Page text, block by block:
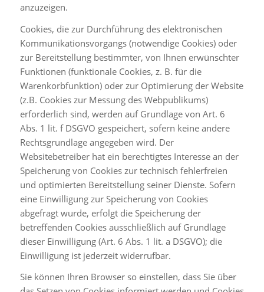
anzuzeigen.
Cookies, die zur Durchführung des elektronischen
Kommunikationsvorgangs (notwendige Cookies) oder
zur Bereitstellung bestimmter, von Ihnen erwünschter
Funktionen (funktionale Cookies, z. B. für die
Warenkorbfunktion) oder zur Optimierung der Website
(z.B. Cookies zur Messung des Webpublikums)
erforderlich sind, werden auf Grundlage von Art. 6
Abs. 1 lit. f DSGVO gespeichert, sofern keine andere
Rechtsgrundlage angegeben wird. Der
Websitebetreiber hat ein berechtigtes Interesse an der
Speicherung von Cookies zur technisch fehlerfreien
und optimierten Bereitstellung seiner Dienste. Sofern
eine Einwilligung zur Speicherung von Cookies
abgefragt wurde, erfolgt die Speicherung der
betreffenden Cookies ausschließlich auf Grundlage
dieser Einwilligung (Art. 6 Abs. 1 lit. a DSGVO); die
Einwilligung ist jederzeit widerrufbar.
Sie können Ihren Browser so einstellen, dass Sie über